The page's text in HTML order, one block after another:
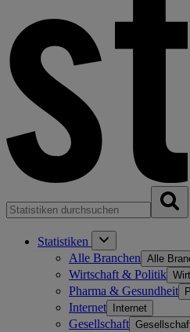
Statistiken
Alle Branchen Alle
Wirtschaft & Politik
Pharma & Gesundheit
Internet Internet
Gesellschaft